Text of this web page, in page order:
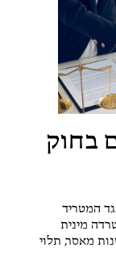
בחוק
המטריד
מינית
מאסר, תלוי